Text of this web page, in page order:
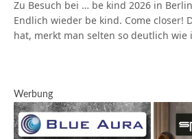
Zu Besuch bei … be kind 2026 in
Endlich wieder be kind. Come closer!
hat, merkt man selten so deutlich
Werbung